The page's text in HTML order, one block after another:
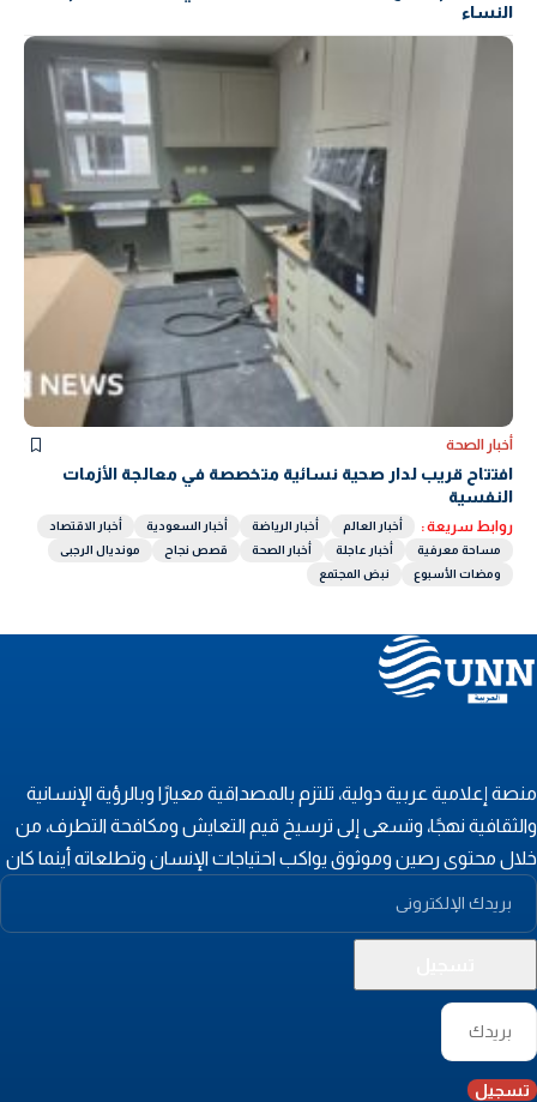
النساء
أخبار الصحة
افتتاح قريب لدار صحية نسائية متخصصة في معالجة الأزمات
النفسية
روابط سريعة : أخبار العالم أخبار الرياضة أخبار السعودية
أخبار الاقتصاد
مساحة معرفية
أخبار عاجلة أخبار الصحة قصص نجاح
مونديال الرجبى
ومضات الأسبوع
نبض المجتمع
إعلامية عربية دولية، تلتزم بالمصداقية معيارًا وبالرؤية الإنسانية
نهجًا، وتسعى إلى ترسيخ قيم التعايش ومكافحة التطرف، من
محتوى رصين وموثوق يواكب احتياجات الإنسان وتطلعاته أينما كان
تسجيل